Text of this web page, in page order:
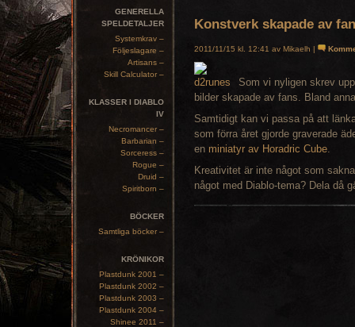
GENERELLA
SPELDETALJER
Systemkrav –
Följeslagare –
Artisans –
Skill Calculator –
KLASSER I DIABLO
IV
Necromancer –
Barbarian –
Sorceress –
Rogue –
Druid –
Spiritborn –
BÖCKER
Samtliga böcker –
KRÖNIKOR
Plastdunk 2001 –
Plastdunk 2002 –
Plastdunk 2003 –
Plastdunk 2004 –
Shinee 2011 –
Konstverk skapade av
2011/11/15 kl. 12:41 av Mikaelh |
Som vi nyligen skrev
bilder skapade av fans. Bland
Samtidigt kan vi passa på att
som förra året gjorde graverade
en miniatyr av Horadric Cube.
Kreativitet är inte något som
något med Diablo-tema? Dela då